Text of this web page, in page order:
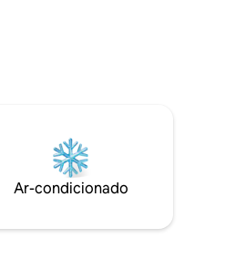
Ar-condicionado